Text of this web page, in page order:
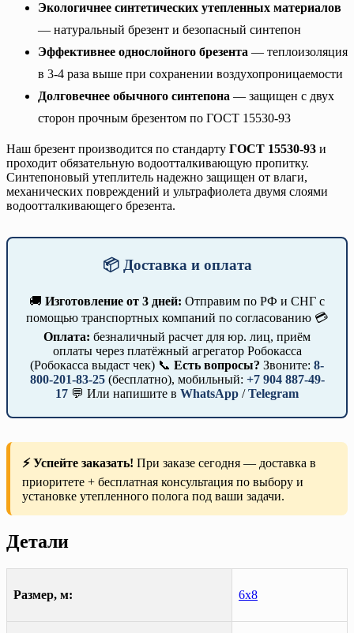
Экологичнее синтетических утепленных материалов
— натуральный брезент и безопасный синтепон
Эффективнее однослойного брезента — теплоизоляция
в 3-4 раза выше при сохранении воздухопроницаемости
Долговечнее обычного синтепона — защищен с двух
сторон прочным брезентом по ГОСТ 15530-93
Наш брезент производится по стандарту ГОСТ 15530-93 и
проходит обязательную водоотталкивающую пропитку.
Синтепоновый утеплитель надежно защищен от влаги,
механических повреждений и ультрафиолета двумя слоями
водоотталкивающего брезента.
📦 Доставка и оплата
🚚 Изготовление от 3 дней: Отправим по РФ и СНГ с
помощью транспортных компаний по согласованию 💳
Оплата: безналичный расчет для юр. лиц, приём
оплаты через платёжный агрегатор Робокасса
(Робокасса выдаст чек) 📞 Есть вопросы? Звоните: 8-
800-201-83-25(бесплатно), мобильный: +7 904 887-49-
17 💬 Или напишите в WhatsApp /Telegram
⚡ Успейте заказать! При заказе сегодня — доставка в
приоритете + бесплатная консультация по выбору и
установке утепленного полога под ваши задачи.
Детали
Размер, м: 6х8